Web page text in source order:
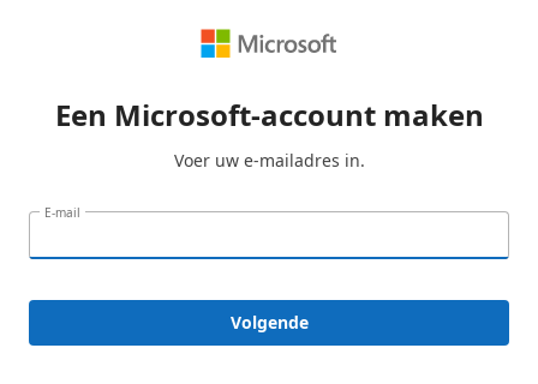
Een Microsoft-account maken
Voer uw e-mailadres in.
E-mail
Volgende